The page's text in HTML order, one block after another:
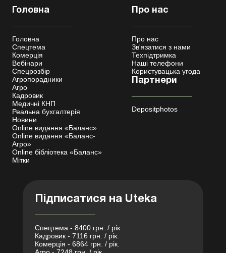
Головна
Головна
Спецтема
Комерція
Вебінари
Спецрозбір
Агропорадники
Агро
Кадровик
Медичні КНП
Реальна бухгалтерія
Новини
Online видання «Баланс»
Online видання «Баланс-
Агро»
Online бібліотека «Баланс»
Мітки
Про нас
Про нас
Зв'язатися з нами
Техпідтримка
Наші телефони
Користувацька угода
Партнери
Depositphotos
Підписатися на Uteka
Спецтема - 8400 грн. / рік.
Кадровик - 7116 грн. / рік.
Комерція - 6864 грн. / рік.